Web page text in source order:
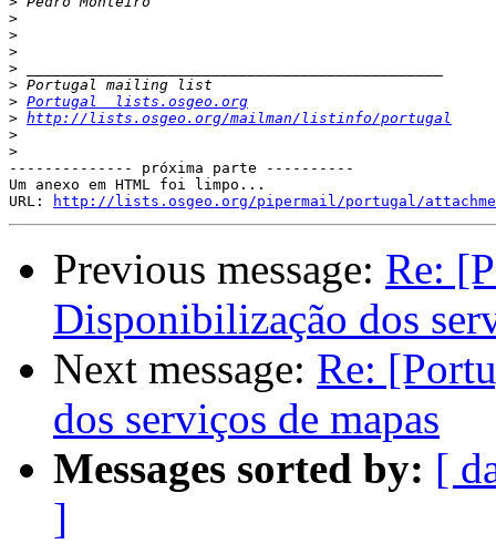
>
>
>
>
>
> Portugal  lists.osgeo.org
> http://lists.osgeo.org/mailman/listinfo/portugal
>
>
-------------- próxima parte ----------
Um anexo em HTML foi limpo...
URL:
http://lists.osgeo.org/pipermail/portugal/
Previous message: Re:
Disponibilização dos
Next message: Re:
dos serviços de mapas
Messages sorted by: [
]